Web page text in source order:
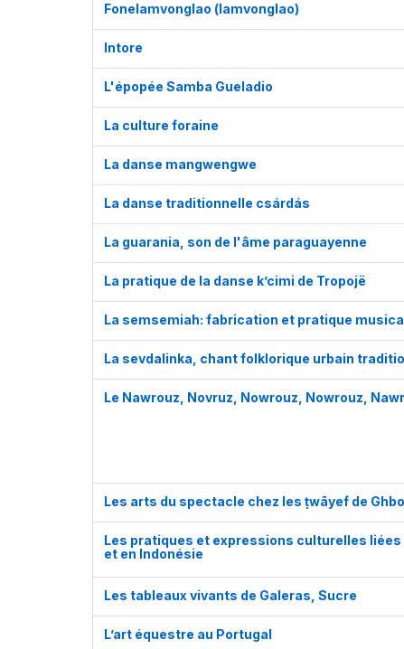
Fonelamvonglao (lamvonglao)
Intore
L'épopée Samba Gueladio
La culture foraine
La danse mangwengwe
La danse traditionnelle csárdás
La guarania, son de l'âme paraguayenne
La pratique de la danse k’cimi de Tropojë
La semsemiah: fabrication et pratique
La sevdalinka, chant folklorique urbain
Le Nawrouz, Novruz, Nowrouz, Nowrouz,
Les arts du spectacle chez les ṭwāyef de
Les pratiques et expressions culturelles liées
et en Indonésie
Les tableaux vivants de Galeras, Sucre
L’art équestre au Portugal